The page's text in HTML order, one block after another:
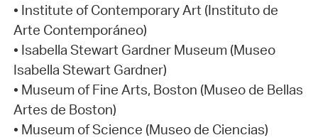
• Institute of Contemporary Art (Instituto de
Arte Contemporáneo)
• Isabella Stewart Gardner Museum (Museo
Isabella Stewart Gardner)
• Museum of Fine Arts, Boston (Museo de Bellas
Artes de Boston)
• Museum of Science (Museo de Ciencias)